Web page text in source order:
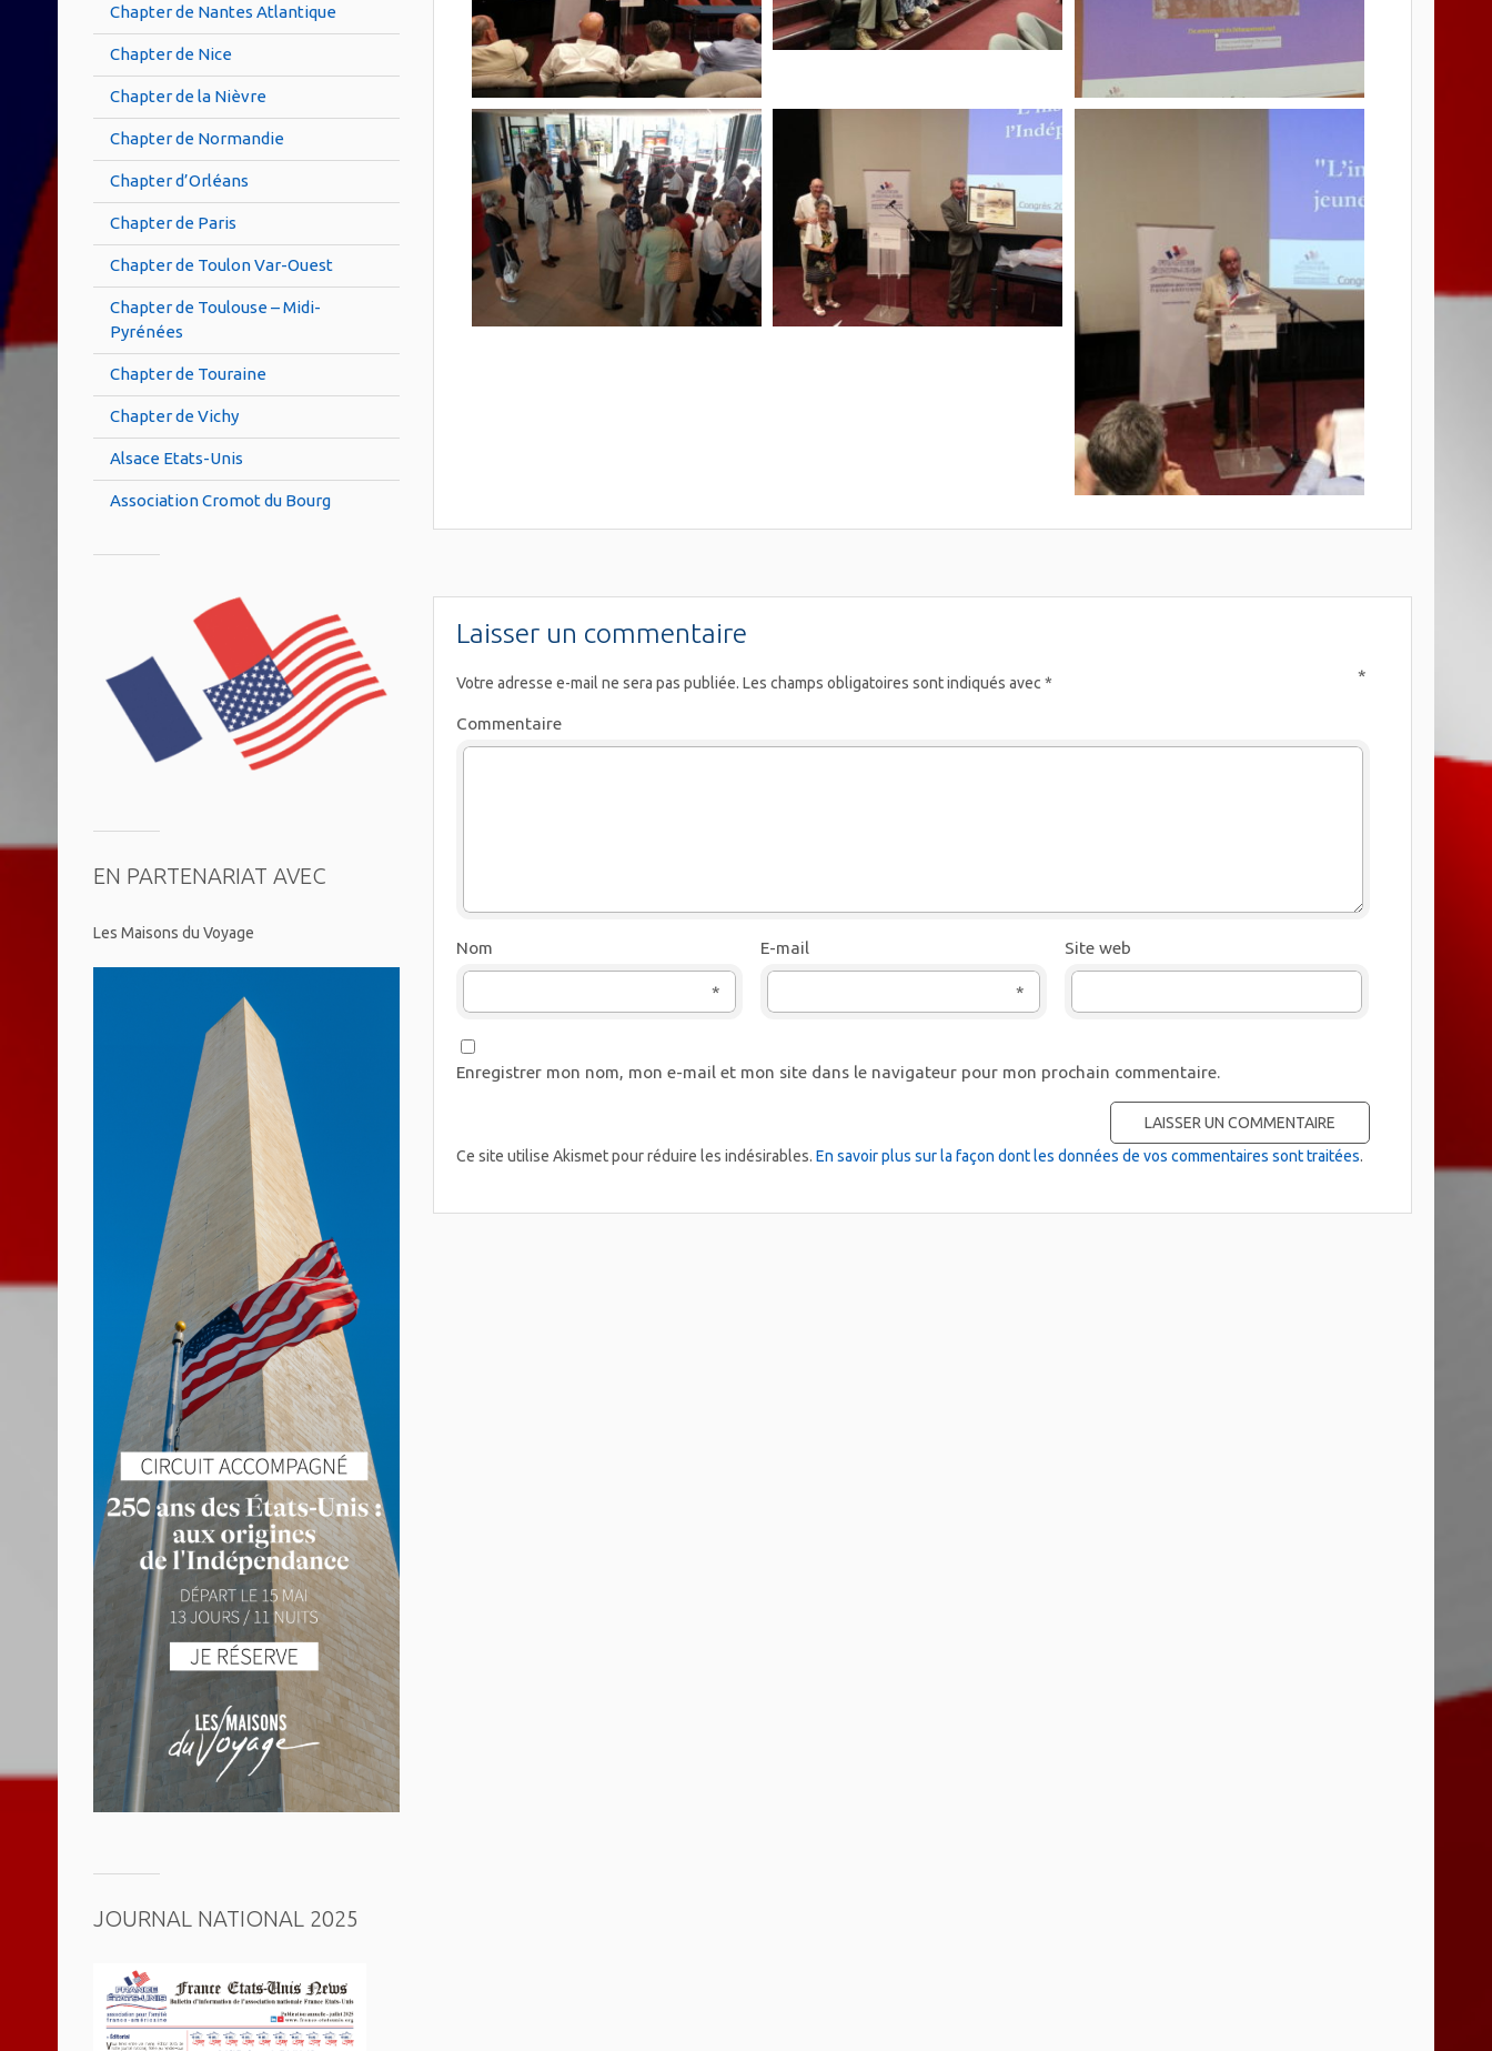
Laisser un commentaire
Votre adresse e-mail ne sera pas publiée. Les champs obligatoires sont indiqués avec *
Commentaire
*
Nom
*
E-mail
*
Site web
Enregistrer mon nom, mon e-mail et mon site dans le navigateur pour mon prochain commentaire.
Ce site utilise Akismet pour réduire les indésirables. En savoir plus sur la façon dont les données de vos commentaires sont traitées.
Chapter de Nantes Atlantique
Chapter de Nice
Chapter de la Nièvre
Chapter de Normandie
Chapter d’Orléans
Chapter de Paris
Chapter de Toulon Var-Ouest
Chapter de Toulouse – Midi-
Pyrénées
Chapter de Touraine
Chapter de Vichy
Alsace Etats-Unis
Association Cromot du Bourg
EN PARTENARIAT AVEC
Les Maisons du Voyage
JOURNAL NATIONAL 2025